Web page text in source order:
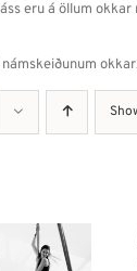
eru á öllum